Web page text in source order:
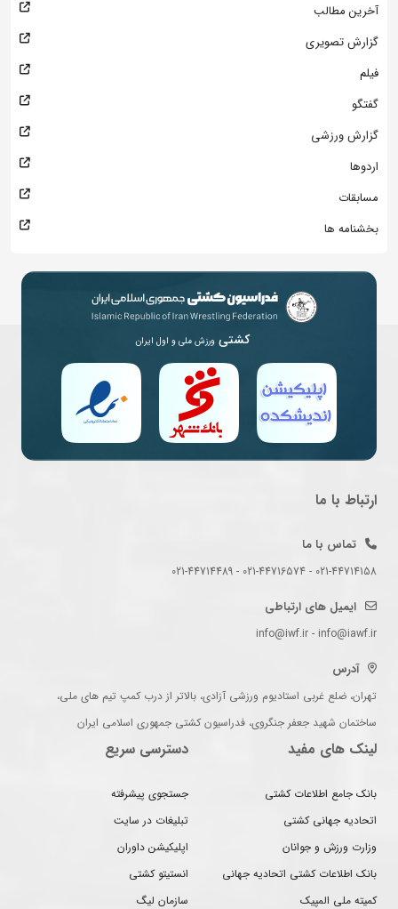
آخرین مطالب
گزارش تصویری
فیلم
گفتگو
گزارش ورزشی
اردوها
مسابقات
بخشنامه ها
کشتی ورزش ملی و اول ایران
ارتباط با ما
تماس با ما
021-44714158 - 021-44716574 - 021-44714489
ایمیل های ارتباطی
info@iwf.ir - info@iawf.ir
آدرس
تهران، ضلع غربی استادیوم ورزشی آزادی، بالاتر از درب کمپ تیم های ملی،
ساختمان شهید جعفر جنگروی، فدراسیون کشتی جمهوری اسلامی ایران
لینک های مفید
بانک جامع اطلاعات کشتی
اتحادیه جهانی کشتی
وزارت ورزش و جوانان
بانک اطلاعات کشتی اتحادیه جهانی
کمیته ملی المپیک
دسترسی سریع
جستجوی پیشرفته
تبلیغات در سایت
اپلیکیشن داوران
انستیتو کشتی
سازمان لیگ